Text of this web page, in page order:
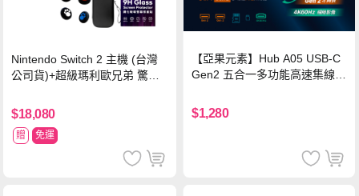
Nintendo Switch 2 主機 (台灣
公司貨)+超級瑪利歐兄弟 驚奇
球 狂熱 中文版
$18,080
贈 免運
【亞果元素】Hub A05 USB-C
Gen2 五合一多功能高速集線
$1,280